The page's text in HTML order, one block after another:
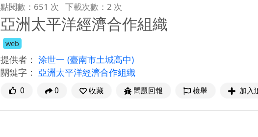
點閱數：651 次 下載次數：2 次
亞洲太平洋經濟合作組織
web
提供者： 涂世一 (臺南市土城高中)
關鍵字： 亞洲太平洋經濟合作組織
0 0 收藏 問題回報 檢舉 加入